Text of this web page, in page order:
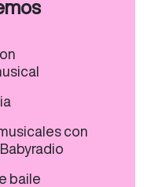
con
baile